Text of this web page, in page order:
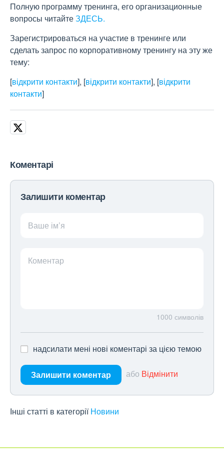
Полную программу тренинга, его организационные
вопросы читайтеЗДЕСЬ.
Зарегистрироваться на участие в тренинге или
сделать запрос по корпоративному тренингу на эту же
тему:
[відкрити контакти], [відкрити контакти], [відкрити
контакти]
Коментарі
Залишити коментар
Ваше ім’я
Коментар
1000 символів
надсилати мені нові коментарі за цією темою
Залишити коментар або Відмінити
Інші статті в категорії Новини